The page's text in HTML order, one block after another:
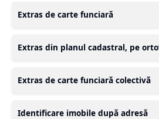
Extras de carte funciară
Extras din planul cadastral, pe
Extras de carte funciară colectivă
Identificare imobile după adresă